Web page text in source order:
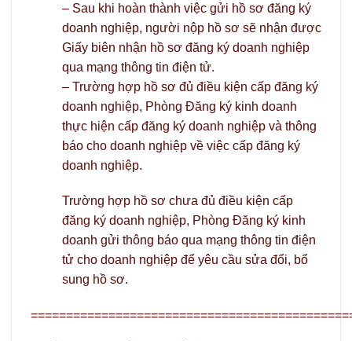
– Sau khi hoàn thành việc gửi hồ sơ đăng ký
doanh nghiệp, người nộp hồ sơ sẽ nhận được
Giấy biên nhận hồ sơ đăng ký doanh nghiệp
qua mạng thông tin điện tử.
– Trường hợp hồ sơ đủ điều kiện cấp đăng ký
doanh nghiệp, Phòng Đăng ký kinh doanh
thực hiện cấp đăng ký doanh nghiệp và thông
báo cho doanh nghiệp về việc cấp đăng ký
doanh nghiệp.
Trường hợp hồ sơ chưa đủ điều kiện cấp
đăng ký doanh nghiệp, Phòng Đăng ký kinh
doanh gửi thông báo qua mạng thông tin điện
tử cho doanh nghiệp để yêu cầu sửa đổi, bổ
sung hồ sơ.